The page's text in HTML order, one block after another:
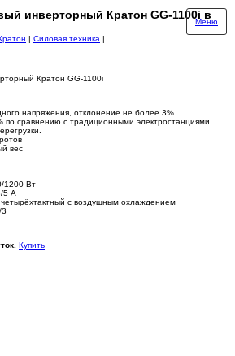
инверторный Кратон GG-1100i в
Меню
| Силовая техника |
Кратон GG-1100i
напряжения, отклонение не более 3% .
по сравнению с традиционными электростанциями.
вес
1200 Вт
5 А
с воздушным охлаждением
Купить